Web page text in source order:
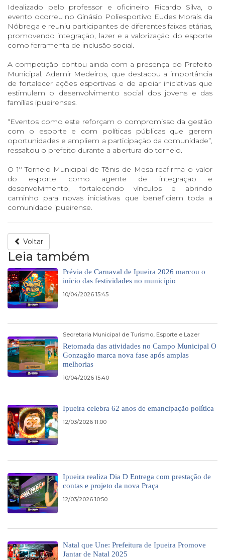
Idealizado pelo professor e oficineiro Ricardo Silva, o
evento ocorreu no Ginásio Poliesportivo Eudes Morais da
Nóbrega e reuniu participantes de diferentes faixas etárias,
promovendo integração, lazer e a valorização do esporte
como ferramenta de inclusão social.
A competição contou ainda com a presença do Prefeito
Municipal, Ademir Medeiros, que destacou a importância
de fortalecer ações esportivas e de apoiar iniciativas que
estimulem o desenvolvimento social dos jovens e das
famílias ipueirenses.
“Eventos como este reforçam o compromisso da gestão
com o esporte e com políticas públicas que gerem
oportunidades e ampliem a participação da comunidade”,
ressaltou o prefeito durante a abertura do torneio.
O 1º Torneio Municipal de Tênis de Mesa reafirma o valor
do esporte como agente de integração e
desenvolvimento, fortalecendo vínculos e abrindo
caminho para novas iniciativas que beneficiem toda a
comunidade ipueirense.
Voltar
Leia também
Prévia de Carnaval de Ipueira 2026 marcou o
início das festividades no município
10/04/2026 15:45
Secretaria Municipal de Turismo, Esporte e Lazer
Retomada das atividades no Campo Municipal O
Gonzagão marca nova fase após amplas
melhorias
10/04/2026 15:40
Ipueira celebra 62 anos de emancipação política
12/03/2026 11:00
Ipueira realiza Dia D Entrega com prestação de
contas e projeto da nova Praça
12/03/2026 10:50
Natal que Une: Prefeitura de Ipueira Promove
Jantar de Natal 2025